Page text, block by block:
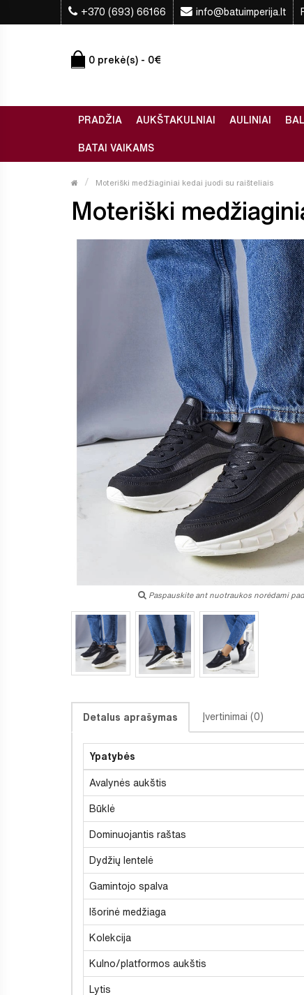
+370 (693) 66166 info@batuimperija.lt
0 prekė(s) - 0€
PRADŽIA AUKŠTAKULNIAI AULINIAI
BATAI VAIKAMS
Moteriški medžiaginiai kedai juodi su raišteliais
Moteriški
Paspauskite ant nuotraukos norėdami
Detalus aprašymas Įvertinimai (0)
Ypatybės
Avalynės aukštis
Būklė
Dominuojantis raštas
Dydžių lentelė
Gamintojo spalva
Išorinė medžiaga
Kolekcija
Kulno/platformos aukštis
Lytis